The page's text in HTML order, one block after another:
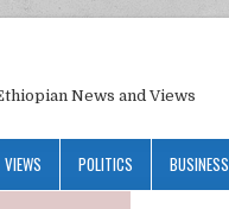
News and Views
VIEWS POLITICS BUSINESS